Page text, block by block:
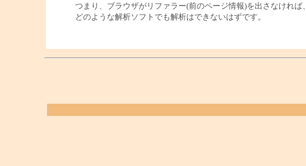
つまり、ブラウザがリファラー(前のページ情報)を出さなければ、
どのような解析ソフトでも解析はできないはずです。